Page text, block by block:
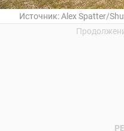
Источник:Alex Spatter/